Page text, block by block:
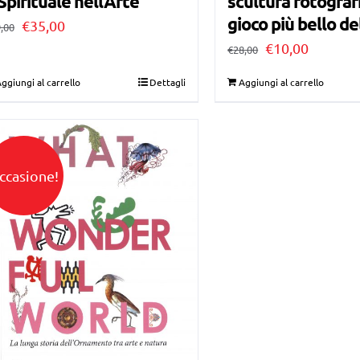
Il
originale
€39,00.
€35,00Il
attuale
€35,00.
al carrello Dettagli
gioco più bello
€28,00 Il
€10,00Il
Aggiungi al carrello